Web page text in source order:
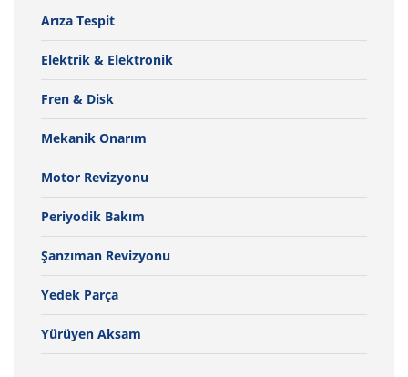
Arıza Tespit
Elektrik & Elektronik
Fren & Disk
Mekanik Onarım
Motor Revizyonu
Periyodik Bakım
Şanzıman Revizyonu
Yedek Parça
Yürüyen Aksam